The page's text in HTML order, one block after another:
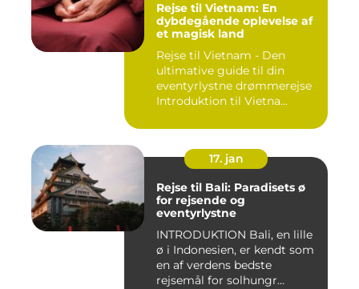
Rejse til Vietnam: En
dybdegående oplevelse af
et magisk land
Rejse til Vietnam - Den
ultimative guide til din
eventyrlystne drømmerejse
Introduktion til Vietna...
17. jan
Rejse til Bali: Paradisets ø
for rejsende og
eventyrlystne
INTRODUKTION Bali, en lille
ø i Indonesien, er kendt som
en af verdens bedste
rejsemål for solhungr...